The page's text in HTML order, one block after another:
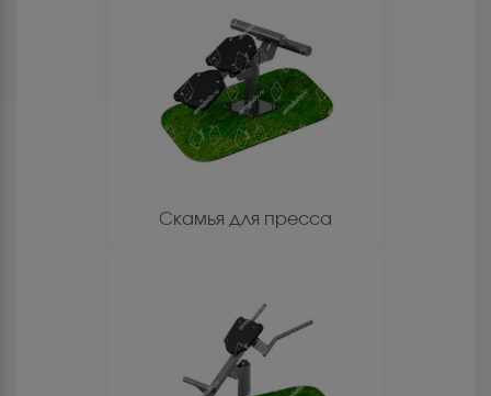
Скамья для пресса